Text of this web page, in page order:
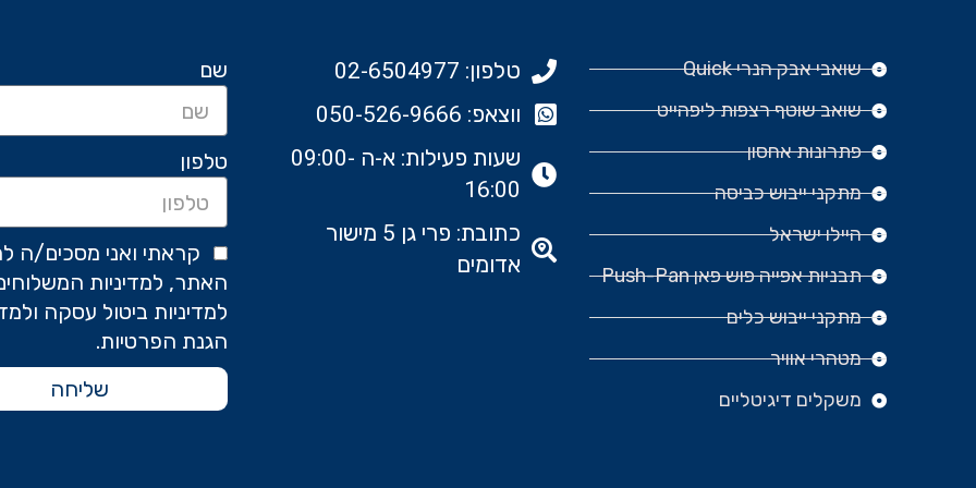
שואבי אבק הנרי Quick
שואב שוטף רצפות ליפהייט
פתרונות אחסון
מתקני ייבוש כביסה
היילו ישראל
תבניות אפייה פוש פאן Push-Pan
מתקני ייבוש כלים
מטהרי אוויר
משקלים דיגיטליים
טלפון: 02-6504977
ווצאפ: 050-526-9666‬
שעות פעילות: א-ה 09:00-
16:00
כתובת: פרי גן 5 מישור
אדומים
שם
טלפון
קראתי ואני מסכים/ה
האתר, למדיניות
למדיניות ביטול עסקה
הגנת הפרטיות.
שליחה